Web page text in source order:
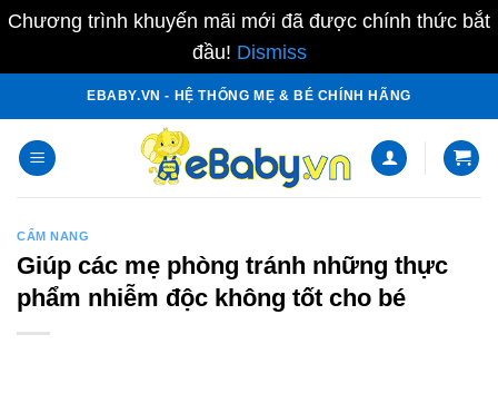
Chương trình khuyến mãi mới đã được chính thức bắt
đầu! Dismiss
content
EBABY.VN - HỆ THỐNG MẸ & BÉ CHÍNH HÃNG
CẨM NANG
Giúp các mẹ phòng tránh những thực
phẩm nhiễm độc không tốt cho bé